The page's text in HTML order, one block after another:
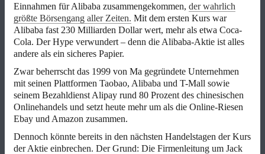
Einnahmen für Alibaba zusammengekommen, der wahrlich
größte Börsengang aller Zeiten. Mit dem ersten Kurs war
Alibaba fast 230 Milliarden Dollar wert, mehr als etwa Coca-
Cola. Der Hype verwundert – denn die Alibaba-Aktie ist alles
andere als ein sicheres Papier.
Zwar beherrscht das 1999 von Ma gegründete Unternehmen
mit seinen Plattformen Taobao, Alibaba und T-Mall sowie
seinem Bezahldienst Alipay rund 80 Prozent des chinesischen
Onlinehandels und setzt heute mehr um als die Online-Riesen
Ebay und Amazon zusammen.
Dennoch könnte bereits in den nächsten Handelstagen der Kurs
der Aktie einbrechen. Der Grund: Die Firmenleitung um Jack